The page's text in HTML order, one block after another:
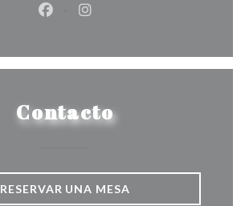
Facebook ((abre en una nueva
Instagram ((abre en una
Contacto
RESERVAR UNA MESA